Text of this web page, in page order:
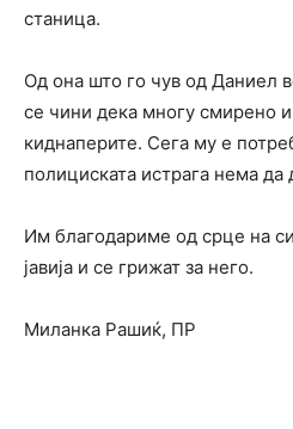
станица.
Од она што го чув од Даниел
се чини дека многу смирено
киднаперите. Сега му е
полициската истрага нема да
Им благодариме од срце на
јавија и се грижат за него.
Миланка Рашиќ, ПР